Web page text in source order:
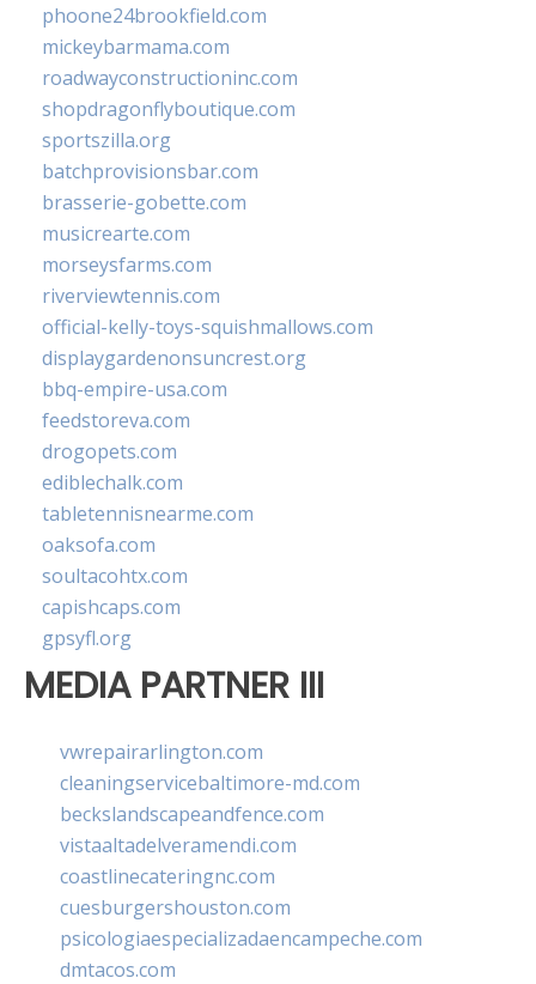
phoone24brookfield.com
mickeybarmama.com
roadwayconstructioninc.com
shopdragonflyboutique.com
sportszilla.org
batchprovisionsbar.com
brasserie-gobette.com
musicrearte.com
morseysfarms.com
riverviewtennis.com
official-kelly-toys-squishmallows.com
displaygardenonsuncrest.org
bbq-empire-usa.com
feedstoreva.com
drogopets.com
ediblechalk.com
tabletennisnearme.com
oaksofa.com
soultacohtx.com
capishcaps.com
gpsyfl.org
MEDIA PARTNER III
vwrepairarlington.com
cleaningservicebaltimore-md.com
beckslandscapeandfence.com
vistaaltadelveramendi.com
coastlinecateringnc.com
cuesburgershouston.com
psicologiaespecializadaencampeche.com
dmtacos.com